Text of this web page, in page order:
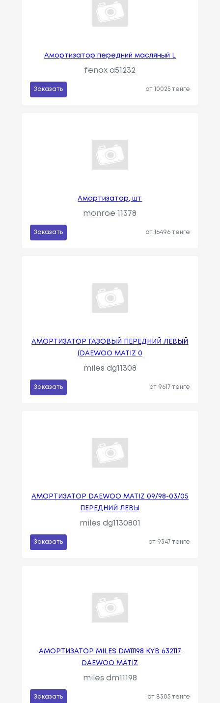
Амортизатор передний масляный L
fenox a51232
Заказать от 10025 тенге
Амортизатор, шт
monroe 11378
Заказать от 16496 тенге
АМОРТИЗАТОР ГАЗОВЫЙ ПЕРЕДНИЙ ЛЕВЫЙ
(DAEWOO MATIZ 0
miles dg11308
Заказать от 9617 тенге
АМОРТИЗАТОР DAEWOO MATIZ 09/98-03/05
ПЕРЕДНИЙ ЛЕВЫ
miles dg1130801
Заказать от 9347 тенге
АМОРТИЗАТОР MILES DM11198 KYB 632117
DAEWOO MATIZ
miles dm11198
Заказать от 8305 тенге